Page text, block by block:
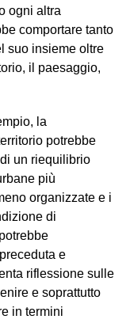
ogni altra
comportare tanto
suo insieme oltre
il paesaggio,
la
potrebbe
un riequilibrio
più
organizzate e i
di
e
riflessione sulle
e soprattutto
in termini